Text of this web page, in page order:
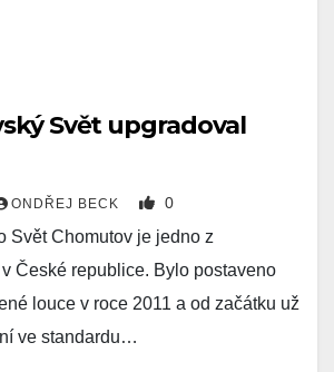
Svět upgradoval
ONDŘEJ BECK 0
Svět Chomutov je jedno z
České republice. Bylo postaveno
louce v roce 2011 a od začátku už
ve standardu…